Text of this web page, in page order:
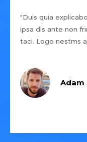
"Duis quia
ipsa dis ante non
taci. Logo nestms
Adam